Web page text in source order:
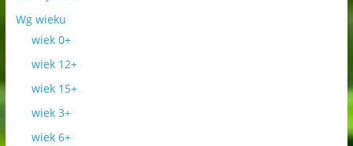
Wg wieku
wiek 0+
wiek 12+
wiek 15+
wiek 3+
wiek 6+